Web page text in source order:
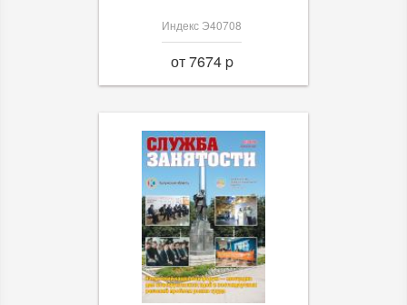
Индекс Э40708
от 7674 p